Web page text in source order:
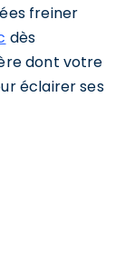
freiner
dès
dont votre
éclairer ses